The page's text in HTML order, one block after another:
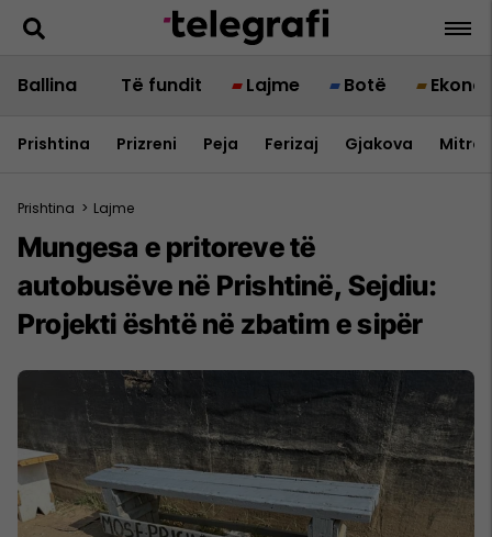
Ballina Të fundit Lajme Botë
Prishtina Prizreni Peja Ferizaj Gjakova
Prishtina > Lajme
Mungesa e pritoreve të
autobusëve në Prishtinë, Sejdiu:
Projekti është në zbatim e sipër